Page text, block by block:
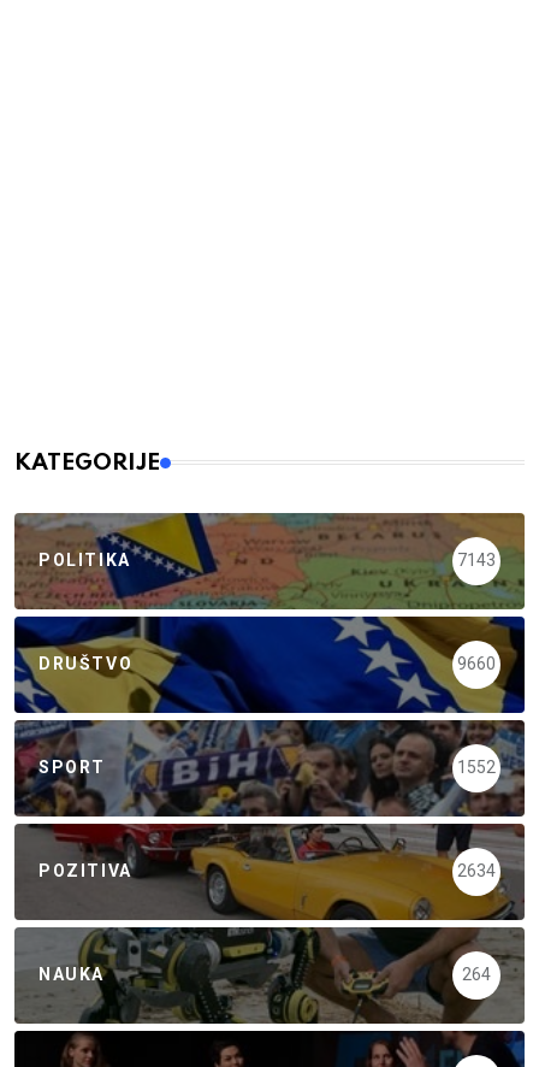
KATEGORIJE
POLITIKA 7143
DRUŠTVO 9660
SPORT 1552
POZITIVA 2634
NAUKA 264